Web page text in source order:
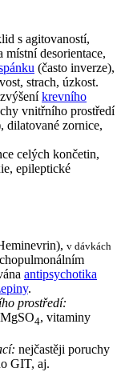
s agitovaností,
místní desorientace,
(často inverze),
strach, úzkost.
krevního
vnitřního prostředí
dilatované zornice,
celých končetin,
epileptické
v dávkách
antipsychotika
.
prostředí:
4, vitaminy
nejčastěji poruchy
GIT, aj.